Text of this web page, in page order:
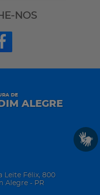
NOS
DE
ALEGRE
Leite Félix, 800
Alegre - PR